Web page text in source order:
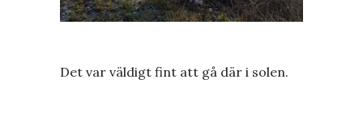
Det var väldigt fint att gå där i solen.